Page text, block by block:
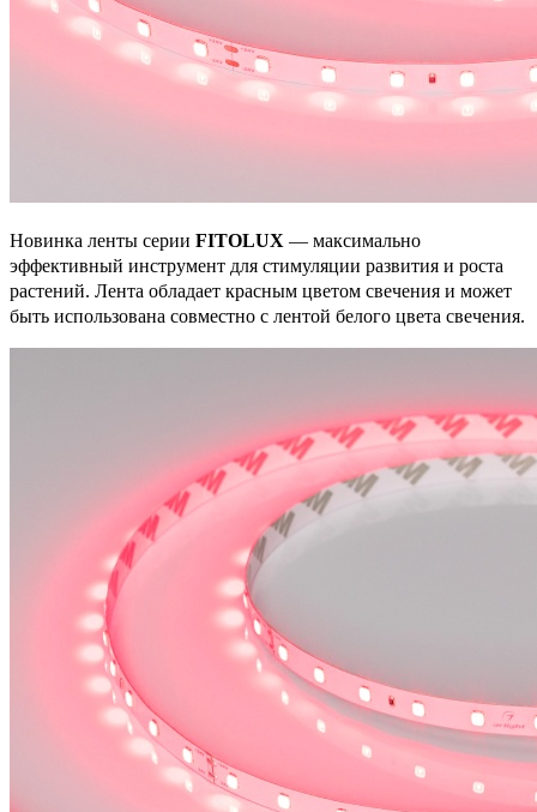
Новинка ленты серии FITOLUX — максимально
эффективный инструмент для стимуляции развития и роста
растений. Лента обладает красным цветом свечения и может
быть использована совместно с лентой белого цвета свечения.